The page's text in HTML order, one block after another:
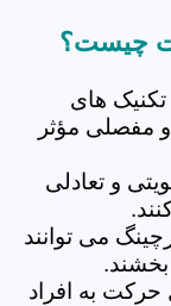
چیست؟
های
مفصلی مؤثر
و تعادلی
می توانند
حرکت به افراد